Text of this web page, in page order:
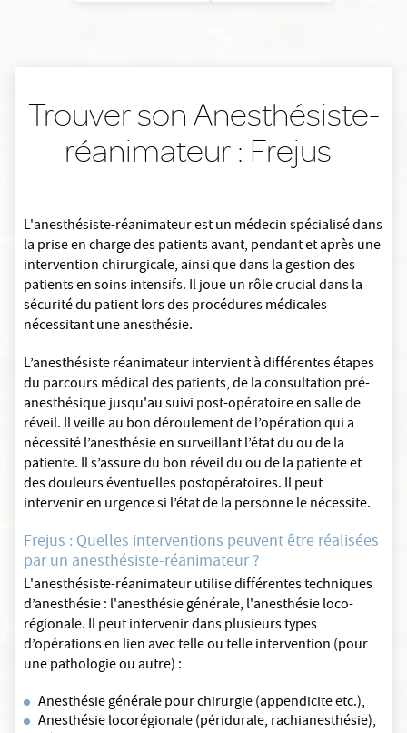
Trouver son Anesthésiste-
réanimateur : Frejus
L'anesthésiste-réanimateur est un médecin spécialisé dans
la prise en charge des patients avant, pendant et après une
intervention chirurgicale, ainsi que dans la gestion des
patients en soins intensifs. Il joue un rôle crucial dans la
sécurité du patient lors des procédures médicales
nécessitant une anesthésie.
L’anesthésiste réanimateur intervient à différentes étapes
du parcours médical des patients, de la consultation pré-
anesthésique jusqu'au suivi post-opératoire en salle de
réveil. Il veille au bon déroulement de l’opération qui a
nécessité l’anesthésie en surveillant l’état du ou de la
patiente. Il s’assure du bon réveil du ou de la patiente et
des douleurs éventuelles postopératoires. Il peut
intervenir en urgence si l’état de la personne le nécessite.
Frejus : Quelles interventions peuvent être réalisées
par un anesthésiste-réanimateur ?
L'anesthésiste-réanimateur utilise différentes techniques
d’anesthésie : l'anesthésie générale, l'anesthésie loco-
régionale. Il peut intervenir dans plusieurs types
d’opérations en lien avec telle ou telle intervention (pour
une pathologie ou autre) :
Anesthésie générale pour chirurgie (appendicite etc.),
Anesthésie locorégionale (péridurale, rachianesthésie),